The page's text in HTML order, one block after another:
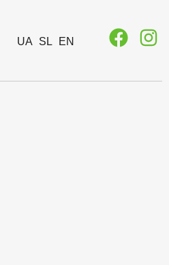
UA SL EN